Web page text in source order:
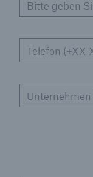
Bitte geben
Telefon (+XX
Unternehmen